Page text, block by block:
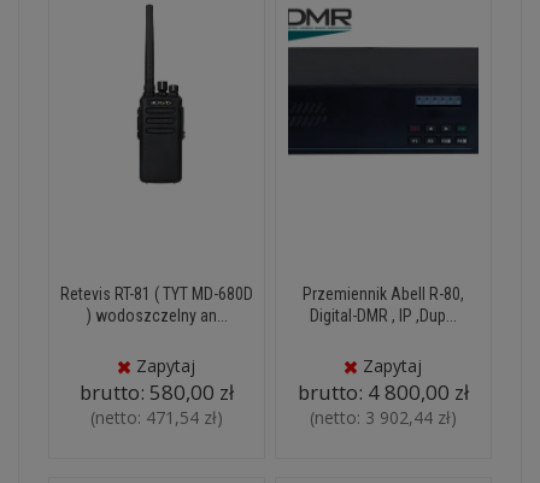
Retevis RT-81 ( TYT MD-680D
) wodoszczelny an...
Zapytaj
brutto: 580,00 zł
(netto: 471,54 zł)
Przemiennik Abell R-80,
Digital-DMR , IP ,Dup...
Zapytaj
brutto: 4 800,00 zł
(netto: 3 902,44 zł)